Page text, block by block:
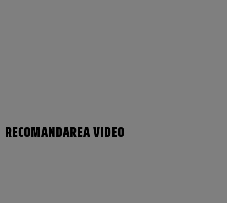
RECOMANDAREA VIDEO